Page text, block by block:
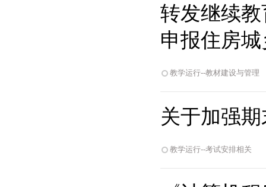
转发继续
申报住房
教学运行--教材建设与管理
关于加强
教学运行--考试安排相关